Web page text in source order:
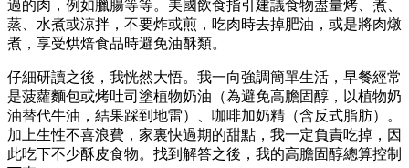
過的肉，例如臘腸等等。美國飲食指引建議食物盡量烤、煮、
蒸、水煮或涼拌，不要炸或煎，吃肉時去掉肥油，或是將肉燉
煮，享受烘焙食品時避免油酥類。
仔細研讀之後，我恍然大悟。我一向強調簡單生活，早餐經常
是菠蘿麵包或烤吐司塗植物奶油（為避免高膽固醇，以植物奶
油替代牛油，結果踩到地雷）、咖啡加奶精（含反式脂肪）。
加上生性不喜浪費，家裏快過期的甜點，我一定負責吃掉，因
此吃下不少酥皮食物。找到解答之後，我的高膽固醇總算控制